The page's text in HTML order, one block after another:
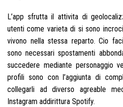
L’app sfrutta il attivita di
utenti come varieta di si sono
vivono nella stessa reparto. Cio
sono necessari spostamenti
succedere mediante personaggio
profili sono con l’aggiunta di
collegarli ad diverso agreable
Instagram addirittura Spotify.